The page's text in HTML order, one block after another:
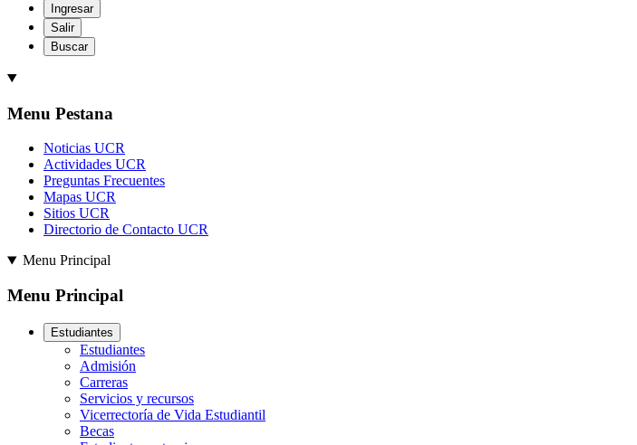
Ingresar
Salir
Buscar
Menu Pestana
Noticias UCR
Actividades UCR
Preguntas Frecuentes
Mapas UCR
Sitios UCR
Directorio de Contacto UCR
Menu Principal
Menu Principal
Estudiantes
Estudiantes
Admisión
Carreras
Servicios y recursos
Vicerrectoría de Vida Estudiantil
Becas